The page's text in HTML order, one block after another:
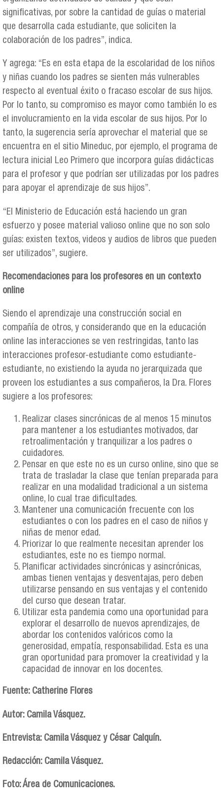
significativas, por sobre la cantidad de guías o material
que desarrolla cada estudiante, que soliciten la
colaboración de los padres”, indica.
Y agrega: “Es en esta etapa de la escolaridad de los niños
y niñas cuando los padres se sienten más vulnerables
respecto al eventual éxito o fracaso escolar de sus hijos.
Por lo tanto, su compromiso es mayor como también lo es
el involucramiento en la vida escolar de sus hijos. Por lo
tanto, la sugerencia sería aprovechar el material que se
encuentra en el sitio Mineduc, por ejemplo, el programa de
lectura inicial Leo Primero que incorpora guías didácticas
para el profesor y que podrían ser utilizadas por los padres
para apoyar el aprendizaje de sus hijos”.
“El Ministerio de Educación está haciendo un gran
esfuerzo y posee material valioso online que no son solo
guías: existen textos, videos y audios de libros que pueden
ser utilizados”, sugiere.
Recomendaciones para los profesores en un contexto
online
Siendo el aprendizaje una construcción social en
compañía de otros, y considerando que en la educación
online las interacciones se ven restringidas, tanto las
interacciones profesor-estudiante como estudiante-
estudiante, no existiendo la ayuda no jerarquizada que
proveen los estudiantes a sus compañeros, la Dra. Flores
sugiere a los profesores:
Realizar clases sincrónicas de al menos 15 minutos
para mantener a los estudiantes motivados, dar
retroalimentación y tranquilizar a los padres o
cuidadores.
Pensar en que este no es un curso online, sino que se
trata de trasladar la clase que tenían preparada para
realizar en una modalidad tradicional a un sistema
online, lo cual trae dificultades.
Mantener una comunicación frecuente con los
estudiantes o con los padres en el caso de niños y
niñas de menor edad.
Priorizar lo que realmente necesitan aprender los
estudiantes, este no es tiempo normal.
Planificar actividades sincrónicas y asincrónicas,
ambas tienen ventajas y desventajas, pero deben
utilizarse pensando en sus ventajas y el contenido
del curso que desean tratar.
Utilizar esta pandemia como una oportunidad para
explorar el desarrollo de nuevos aprendizajes, de
abordar los contenidos valóricos como la
generosidad, empatía, responsabilidad. Esta es una
gran oportunidad para promover la creatividad y la
capacidad de innovar en los docentes.
Fuente: Catherine Flores
Autor: Camila Vásquez.
Entrevista: Camila Vásquez y César Calquín.
Redacción: Camila Vásquez.
Foto: Área de Comunicaciones.